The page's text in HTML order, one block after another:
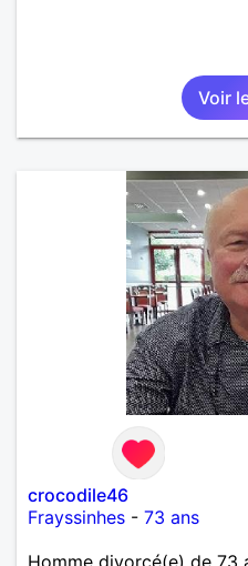
Voir
crocodile46
Frayssinhes - 73 ans
Homme divorcé(e) de 73